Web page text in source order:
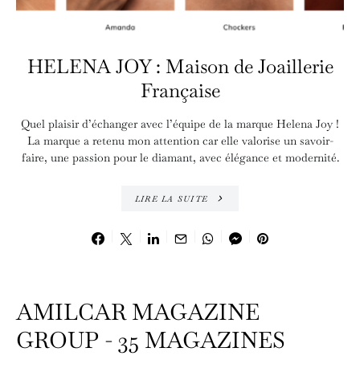
HELENA JOY : Maison de Joaillerie
Française
Quel plaisir d’échanger avec l’équipe de la marque Helena Joy !
La marque a retenu mon attention car elle valorise un savoir-
faire, une passion pour le diamant, avec élégance et modernité.
LIRE LA SUITE
AMILCAR MAGAZINE
GROUP - 35 MAGAZINES